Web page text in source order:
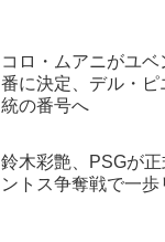
コロ・ムアニがユ
番に決定、デル・
統の番号へ
鈴木彩艶、PSGが
ントス争奪戦で一歩